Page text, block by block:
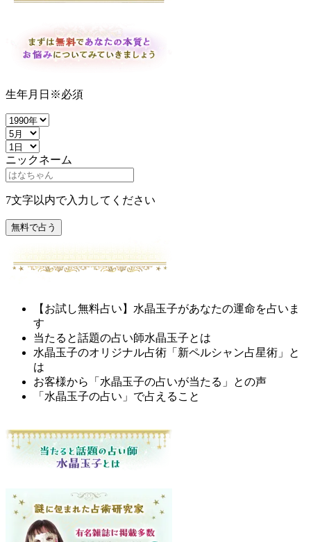
生年月日 ※必須
ニックネーム
7文字以内で入力してください
無料で占う
【お試し無料占い】水晶玉子があなたの運命を占いま
す
当たると話題の占い師水晶玉子とは
水晶玉子のオリジナル占術「新ペルシャン占星術」と
は
お客様から「水晶玉子の占いが当たる」との声
「水晶玉子の占い」で占えること